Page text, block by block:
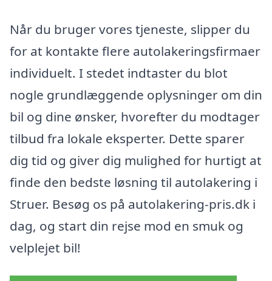
Når du bruger vores tjeneste, slipper du
for at kontakte flere autolakeringsfirmaer
individuelt. I stedet indtaster du blot
nogle grundlæggende oplysninger om din
bil og dine ønsker, hvorefter du modtager
tilbud fra lokale eksperter. Dette sparer
dig tid og giver dig mulighed for hurtigt at
finde den bedste løsning til autolakering i
Struer. Besøg os på autolakering-pris.dk i
dag, og start din rejse mod en smuk og
velplejet bil!